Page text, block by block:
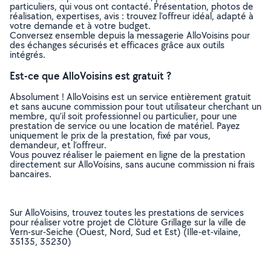
particuliers, qui vous ont contacté. Présentation, photos de
réalisation, expertises, avis : trouvez l'offreur idéal, adapté à
votre demande et à votre budget.
Conversez ensemble depuis la messagerie AlloVoisins pour
des échanges sécurisés et efficaces grâce aux outils
intégrés.
Est-ce que AlloVoisins est gratuit ?
Absolument ! AlloVoisins est un service entièrement gratuit
et sans aucune commission pour tout utilisateur cherchant un
membre, qu’il soit professionnel ou particulier, pour une
prestation de service ou une location de matériel. Payez
uniquement le prix de la prestation, fixé par vous,
demandeur, et l’offreur.
Vous pouvez réaliser le paiement en ligne de la prestation
directement sur AlloVoisins, sans aucune commission ni frais
bancaires.
Sur AlloVoisins, trouvez toutes les prestations de services
pour réaliser votre projet de Clôture Grillage sur la ville de
Vern-sur-Seiche (Ouest, Nord, Sud et Est) (Ille-et-vilaine,
35135, 35230)